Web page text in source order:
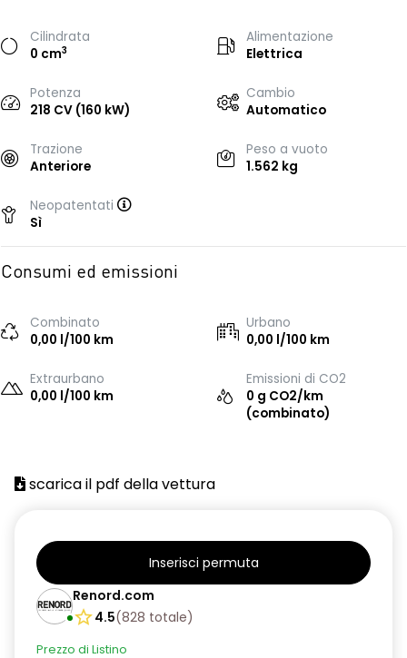
Cilindrata
0 cm3
Alimentazione
Elettrica
Potenza
218 CV (160 kW)
Cambio
Automatico
Trazione
Anteriore
Peso a vuoto
1.562 kg
Neopatentati
Sì
Consumi ed emissioni
Combinato
0,00 l/100 km
Urbano
0,00 l/100 km
Extraurbano
0,00 l/100 km
Emissioni di CO2
0 g CO2/km
(combinato)
scarica il pdf della vettura
Inserisci permuta
Renord.com
4.5(828 totale)
Prezzo di Listino